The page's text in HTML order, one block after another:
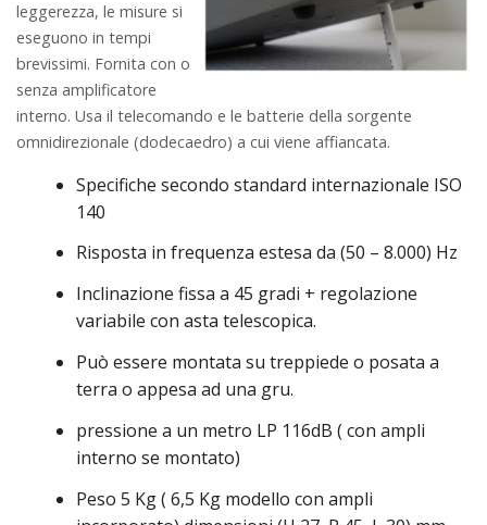
leggerezza, le misure si
eseguono in tempi
brevissimi. Fornita con o
senza amplificatore
interno. Usa il telecomando e le batterie della sorgente
omnidirezionale (dodecaedro) a cui viene affiancata.
Specifiche secondo standard internazionale ISO
140
Risposta in frequenza estesa da (50 – 8.000) Hz
Inclinazione fissa a 45 gradi + regolazione
variabile con asta telescopica.
Può essere montata su treppiede o posata a
terra o appesa ad una gru.
pressione a un metro LP 116dB ( con ampli
interno se montato)
Peso 5 Kg ( 6,5 Kg modello con ampli